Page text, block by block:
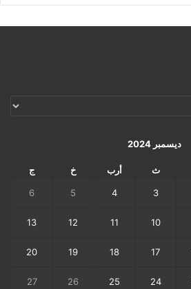
ديسمبر 2024
ث أرب خ ج
3
4
5
6
10
11
12
13
17
18
19
20
24
25
26
27